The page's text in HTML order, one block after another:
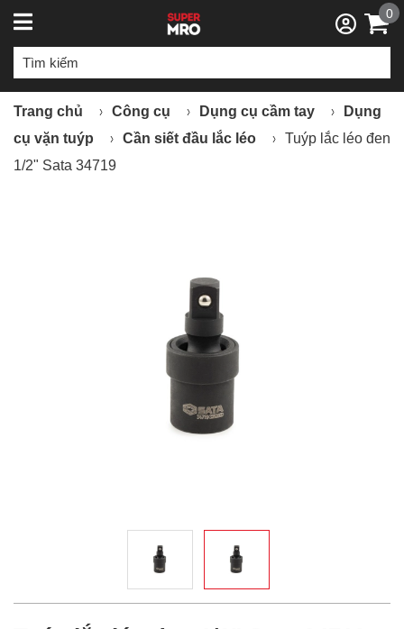
0
Trang chủ Công cụ Dụng cụ cầm tay
Dụng
cụ vặn tuýp
Cần siết đầu lắc léo
Tuýp lắc léo đen
1/2" Sata 34719